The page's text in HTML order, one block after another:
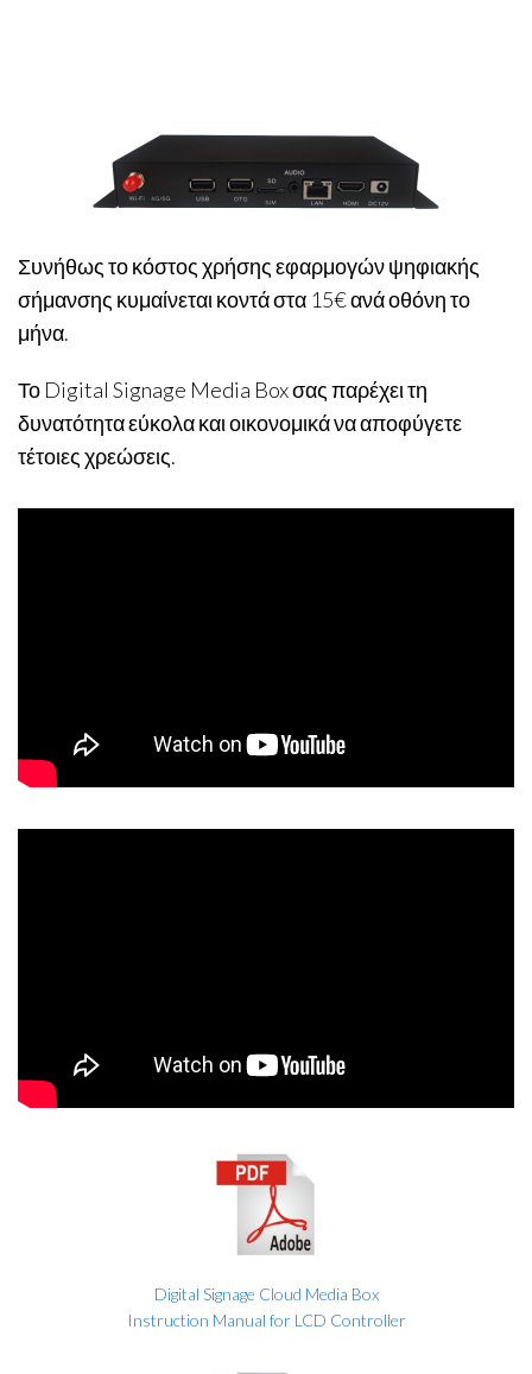
Συνήθως το κόστος χρήσης εφαρμογών ψηφιακής
σήμανσης κυμαίνεται κοντά στα 15€ ανά οθόνη το
μήνα.
Το Digital Signage Media Box σας παρέχει τη
δυνατότητα εύκολα και οικονομικά να αποφύγετε
τέτοιες χρεώσεις.
Digital Signage Cloud Media Box
Instruction Manual for LCD Controller